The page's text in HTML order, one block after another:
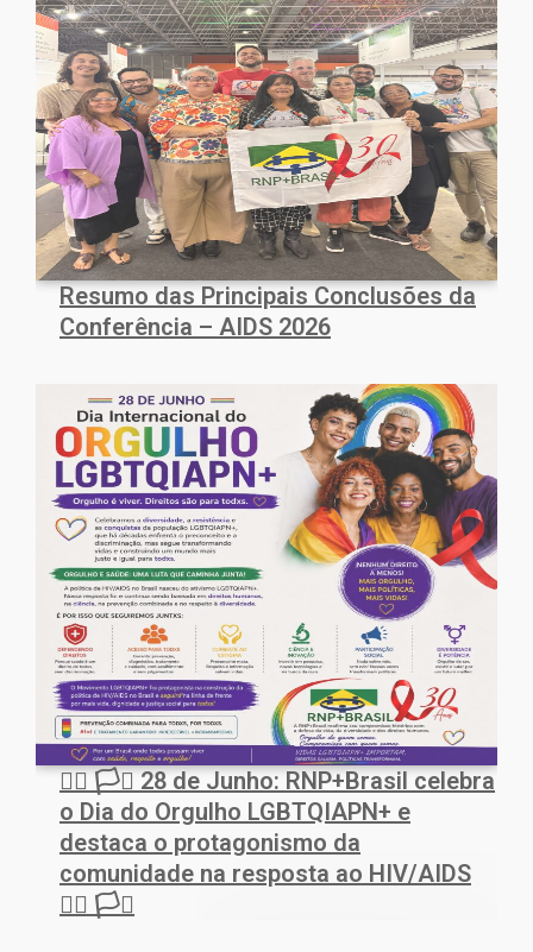
Resumo das Principais Conclusões da
Conferência – AIDS 2026
🏳️‍🌈 🏳️‍⚧️ 28 de Junho: RNP+Brasil celebra
o Dia do Orgulho LGBTQIAPN+ e
destaca o protagonismo da
comunidade na resposta ao HIV/AIDS
🏳️‍🌈 🏳️‍⚧️